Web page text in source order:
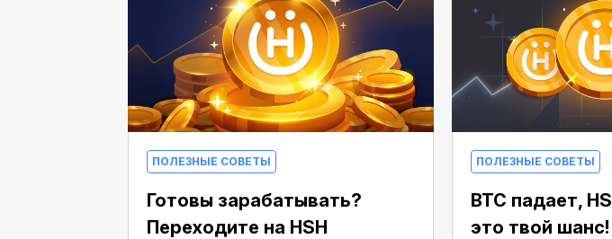
ПОЛЕЗНЫЕ СОВЕТЫ
Готовы зарабатывать?
Переходите на HSH
ПОЛЕЗНЫЕ СОВЕТЫ
BTC падает,
это твой шанс!